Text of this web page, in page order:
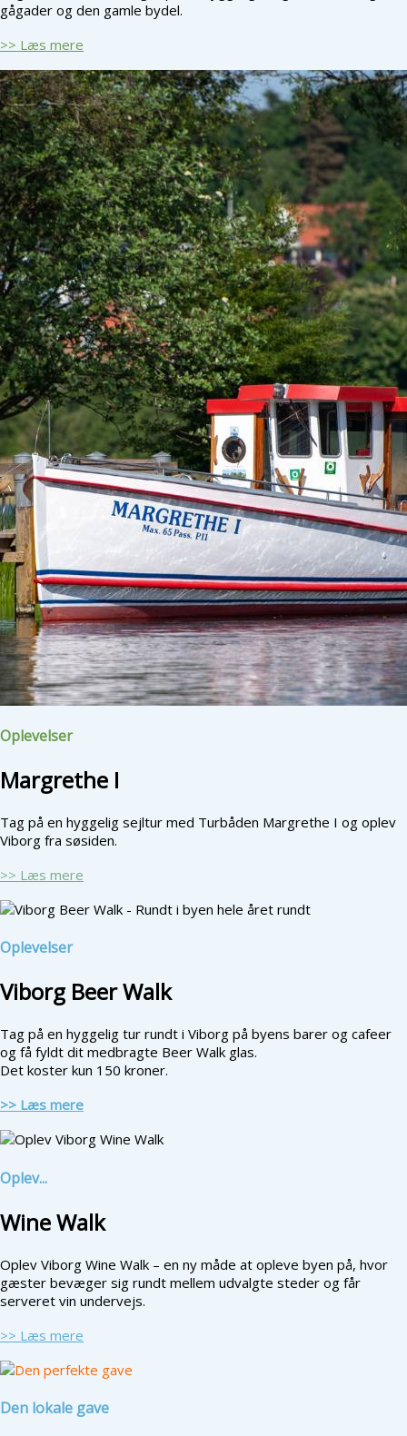
gågader og den gamle bydel.
>> Læs mere
Oplevelser
Margrethe I
Tag på en hyggelig sejltur med Turbåden Margrethe I og oplev
Viborg fra søsiden.
>> Læs mere
Oplevelser
Viborg Beer Walk
Tag på en hyggelig tur rundt i Viborg på byens barer og cafeer
og få fyldt dit medbragte Beer Walk glas.
Det koster kun 150 kroner.
>> Læs mere
Oplev...
Wine Walk
Oplev Viborg Wine Walk – en ny måde at opleve byen på, hvor
gæster bevæger sig rundt mellem udvalgte steder og får
serveret vin undervejs.
>> Læs mere
Den lokale gave